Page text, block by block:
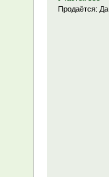
Продаётся: Да